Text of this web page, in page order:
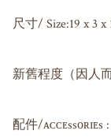
尺寸/ Size:19 x 3 x
新舊程度（因人
配件/ᴀᴄᴄᴇssᴏʀɪᴇs :